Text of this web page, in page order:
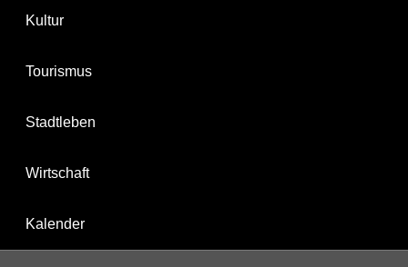
Kultur
Tourismus
Stadtleben
Wirtschaft
Kalender